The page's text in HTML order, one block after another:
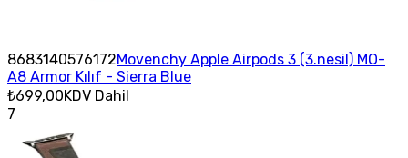
8683140576172Movenchy Apple Airpods 3 (3.nesil) MO-
A8 Armor Kılıf - Sierra Blue
₺699,00KDV Dahil
7